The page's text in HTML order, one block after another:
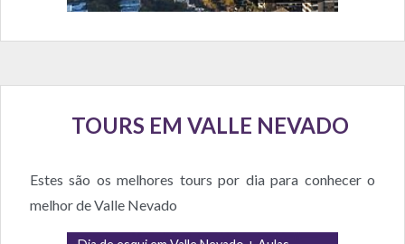
TOURS EM VALLE NEVADO
Estes são os melhores tours por dia para conhecer o
melhor de Valle Nevado